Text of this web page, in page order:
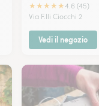
★★★★★4.6 (45)
Via F.lli Ciocchi 2
Vedi il negozio